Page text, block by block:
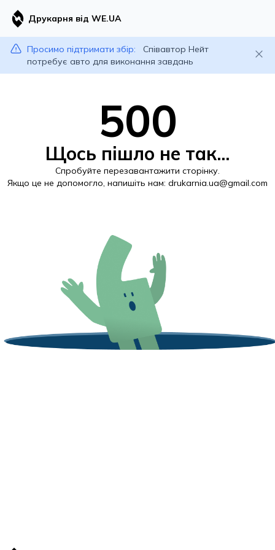
Друкарня від WE.UA
Просимо підтримати збір:
Співавтор Нейт
потребує авто для виконання завдань
500
Щось пішло не так...
Спробуйте перезавантажити сторінку.
Якщо це не допомогло, напишіть нам: drukarnia.ua@gmail.com